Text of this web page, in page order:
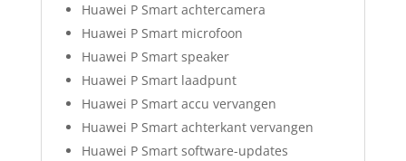
Huawei P Smart achtercamera
Huawei P Smart microfoon
Huawei P Smart speaker
Huawei P Smart laadpunt
Huawei P Smart accu vervangen
Huawei P Smart achterkant vervangen
Huawei P Smart software-updates